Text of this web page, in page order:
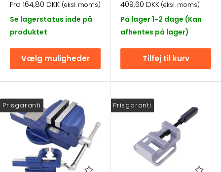
Salgspris
Fra 164,80 DKK (eksl. moms)
Se lagerstatus inde på
produktet
Vælg muligheder
Salgspris
409,60 DKK (eksl. moms)
På lager 1-2 dage (Kan
afhentes på lager)
Tilføj til kurv
Prisgaranti Prisgaranti